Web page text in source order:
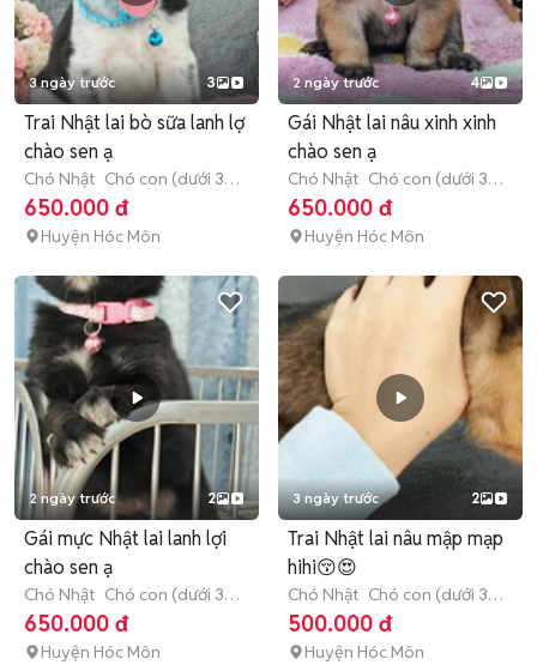
3 ngày trước 3
Trai Nhật lai bò sữa lanh lợ
chào sen ạ
Chó Nhật Chó con (dưới 3
tháng tuổi)
650.000 đ
Huyện Hóc Môn
2 ngày trước 4
Gái Nhật lai nâu xinh xinh
chào sen ạ
Chó Nhật Chó con (dưới 3
tháng tuổi)
650.000 đ
Huyện Hóc Môn
2 ngày trước 2
Gái mực Nhật lai lanh lợi
chào sen ạ
Chó Nhật Chó con (dưới 3
tháng tuổi)
650.000 đ
Huyện Hóc Môn
3 ngày trước 2
Trai Nhật lai nâu mập mạp
hihi😚😍
Chó Nhật Chó con (dưới 3
tháng tuổi)
500.000 đ
Huyện Hóc Môn